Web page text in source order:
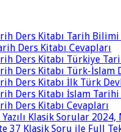
Ders Kitabı Tarih
Ders Kitabı Cevapları
Ders Kitabı Türkiye
Ders Kitabı Türk-
Ders Kitabı İlk Türk
Ders Kitabı İslam
Ders Kitabı Cevapları
Klasik Sorular 2024,
37 Klasik Soru ile Full